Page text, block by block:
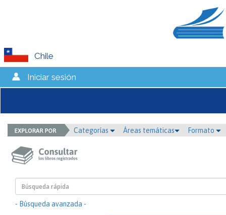
Chile
Iniciar sesión
Categorías Áreas temáticas Formato
- Búsqueda avanzada -